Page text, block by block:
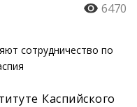
6470
Каспийского